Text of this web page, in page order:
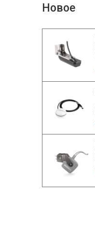
Новое